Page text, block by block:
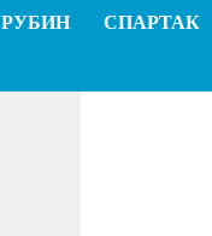
РУБИН СПАРТАК